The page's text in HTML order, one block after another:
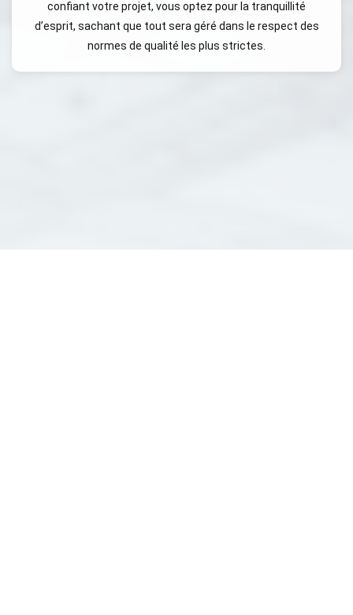
confiant votre projet, vous optez pour la tranquillité
d’esprit, sachant que tout sera géré dans le respect des
normes de qualité les plus strictes.